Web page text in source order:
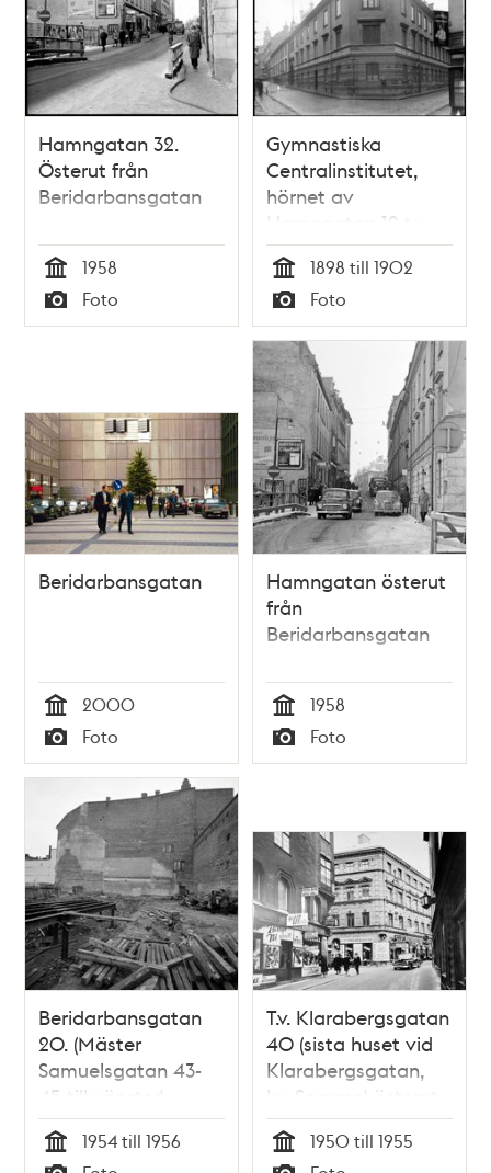
Hamngatan 32.
Österut från
Beridarbansgatan
Tid
1958
Typ
Foto
Gymnastiska
Centralinstitutet,
hörnet av
Hamngatan 19 t.v.
och
Beridarbansgatan
Tid
1898 till 1902
Typ
Foto
Beridarbansgatan
Tid
2000
Typ
Foto
Hamngatan österut
från
Beridarbansgatan
Tid
1958
Typ
Foto
Beridarbansgatan
20. (Mäster
Samuelsgatan 43-
45 till vänster).
Rivna kv. Stigbygeln
Tid
1954 till 1956
T.v. Klarabergsgatan
40 (sista huset vid
Klarabergsgatan,
kv. Sporren) österut.
Sen övergår gatan i
Hamngatan 38 och
Tid
1950 till 1955